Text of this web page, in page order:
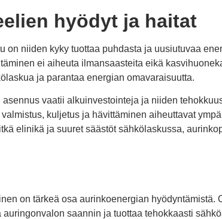
hyödyt ja haitat
on niiden kyky tuottaa puhdasta ja uusiutuvaa
ei aiheuta ilmansaasteita eikä
ja parantaa energian omavaraisuutta.
vaatii alkuinvestointeja ja niiden
kuljetus ja hävittäminen aiheuttavat
elinikä ja suuret säästöt sähkölaskussa,
on tärkeä osa aurinkoenergian hyödyntämistä.
saannin ja tuottaa tehokkaasti